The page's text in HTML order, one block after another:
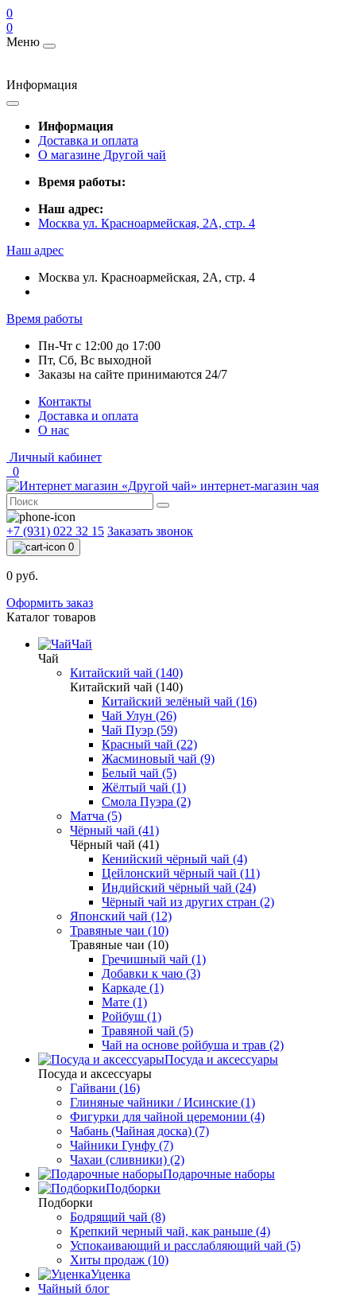
0
0
Меню
Информация
Информация
Доставка и оплата
О магазине Другой чай
Время работы:
Наш адрес:
Москва ул. Красноармейская, 2А, стр. 4
Наш адрес
Москва ул. Красноармейская, 2А, стр. 4
Время работы
Пн-Чт c 12:00 до 17:00
Пт, Сб, Вс выходной
Заказы на сайте принимаются 24/7
Контакты
Доставка и оплата
О нас
Личный кабинет
0
интернет-магазин чая
+7 (931) 022 32 15 Заказать звонок
0
0 руб.
Оформить заказ
Каталог товаров
Чай
Чай
Китайский чай (140)
Китайский чай (140)
Китайский зелёный чай (16)
Чай Улун (26)
Чай Пуэр (59)
Красный чай (22)
Жасминовый чай (9)
Белый чай (5)
Жёлтый чай (1)
Смола Пуэра (2)
Матча (5)
Чёрный чай (41)
Чёрный чай (41)
Кенийский чёрный чай (4)
Цейлонский чёрный чай (11)
Индийский чёрный чай (24)
Чёрный чай из других стран (2)
Японский чай (12)
Травяные чаи (10)
Травяные чаи (10)
Гречишный чай (1)
Добавки к чаю (3)
Каркаде (1)
Мате (1)
Ройбуш (1)
Травяной чай (5)
Чай на основе ройбуша и трав (2)
Посуда и аксессуары
Посуда и аксессуары
Гайвани (16)
Глиняные чайники / Исинские (1)
Фигурки для чайной церемонии (4)
Чабань (Чайная доска) (7)
Чайники Гунфу (7)
Чахаи (сливники) (2)
Подарочные наборы
Подборки
Подборки
Бодрящий чай (8)
Крепкий черный чай, как раньше (4)
Успокаивающий и расслабляющий чай (5)
Хиты продаж (10)
Уценка
Чайный блог